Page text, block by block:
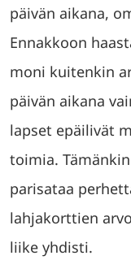
päivän aikana,
Ennakkoon
moni kuitenkin
päivän aikana
lapset epäilivät
toimia.
parisataa
lahjakorttien
liike yhdisti.